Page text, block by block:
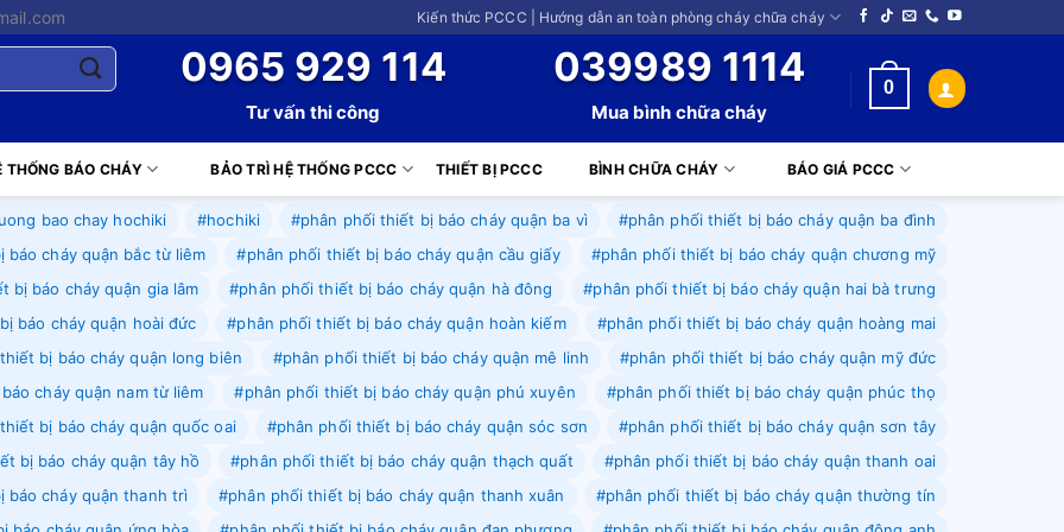
Kiến thức PCCC | Hướng dẫn an toàn phòng cháy chữa cháy
0965 929 114
Tư vấn thi công
039989 1114
Mua bình chữa cháy
0
THỐNG BÁO CHÁY BẢO TRÌ HỆ THỐNG PCCC THIẾT BỊ PCCC BÌNH CHỮA CHÁY BÁO GIÁ PCCC
bao chay hochiki #hochiki #phân phối thiết bị báo cháy quận ba vì
#phân phối thiết bị báo cháy quận ba đình
báo cháy quận bắc từ liêm
#phân phối thiết bị báo cháy quận cầu giấy
#phân phối thiết bị báo cháy quận chương mỹ
bị báo cháy quận gia lâm
#phân phối thiết bị báo cháy quận hà đông
#phân phối thiết bị báo cháy quận hai bà trưng
báo cháy quận hoài đức
#phân phối thiết bị báo cháy quận hoàn kiếm
#phân phối thiết bị báo cháy quận hoàng mai
bị báo cháy quận long biên
#phân phối thiết bị báo cháy quận mê linh
#phân phối thiết bị báo cháy quận mỹ đức
cháy quận nam từ liêm
#phân phối thiết bị báo cháy quận phú xuyên
#phân phối thiết bị báo cháy quận phúc thọ
bị báo cháy quận quốc oai
#phân phối thiết bị báo cháy quận sóc sơn
#phân phối thiết bị báo cháy quận sơn tây
bị báo cháy quận tây hồ
#phân phối thiết bị báo cháy quận thạch quất
#phân phối thiết bị báo cháy quận thanh oai
báo cháy quận thanh trì
#phân phối thiết bị báo cháy quận thanh xuân
#phân phối thiết bị báo cháy quận thường tín